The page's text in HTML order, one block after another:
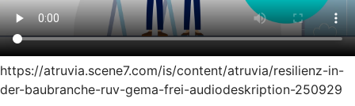
https://atruvia.scene7.com/is/content/atruvia/resilienz-in-
der-baubranche-ruv-gema-frei-audiodeskription-250929